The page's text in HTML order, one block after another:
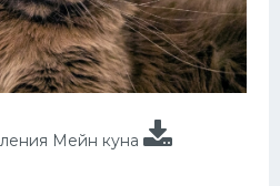
Мейн куна